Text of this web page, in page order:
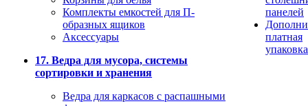
Комплекты емкостей для П-
образных ящиков
Аксессуары
17. Ведра для мусора, системы
сортировки и хранения
Ведра для каркасов с распашными
панелей
платная
упаковка